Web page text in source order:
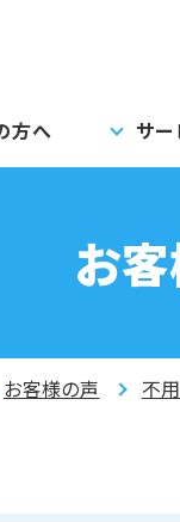
方へ サ
お
お客様の声 不